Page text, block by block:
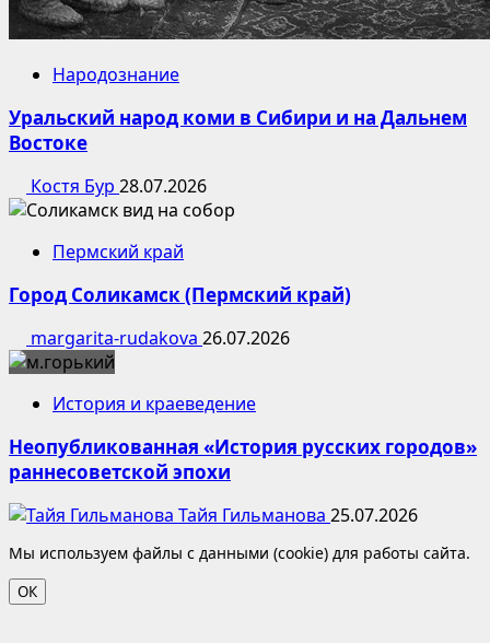
Народознание
Уральский народ коми в Сибири и на Дальнем
Востоке
Костя Бур 28.07.2026
Пермский край
Город Соликамск (Пермский край)
margarita-rudakova 26.07.2026
История и краеведение
Неопубликованная «История русских городов»
раннесоветской эпохи
Тайя Гильманова 25.07.2026
Мы используем файлы с данными (cookie) для работы сайта.
ОК